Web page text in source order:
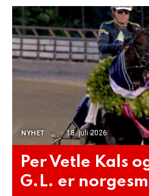
NYHET 18. juli 2026
Per Vetle Kals
G.L. er